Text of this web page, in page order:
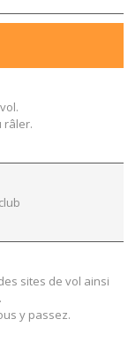
râler.
sites de vol ainsi
y passez.